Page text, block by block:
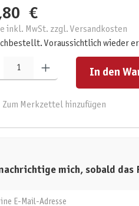
€
inkl. MwSt. zzgl. Versandkosten
Voraussichtlich wieder
Anzahl: Gib den gewünschten Wert ein oder
In den
Zum Merkzettel hinzufügen
mich, sobald